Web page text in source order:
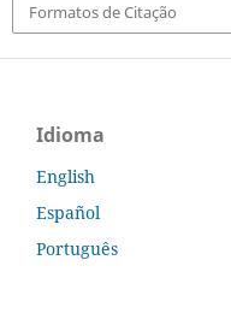
Formatos de Citação
Idioma
English
Español
Português